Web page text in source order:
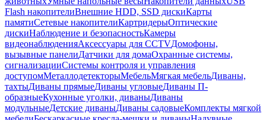
Flash накопителиВнешние HDD, SSD дискиКарты
памятиСетевые накопителиКартридерыОптические
дискиНаблюдение и безопасностьКамеры
видеонаблюденияАксессуары для CCTVДомофоны,
вызывные панелиДатчики для домаОхранные системы,
сигнализацииСистемы контроля и управления
доступомМеталлодетекторыМебельМягкая мебельДиваны,
тахтыДиваны прямыеДиваны угловыеДиваны П-
образныеКухонные уголки, диваныДиваны
модульныеДетские диваныДиваны садовыеКомплекты мягкой